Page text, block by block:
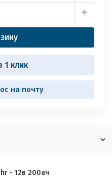
1 клик
на почту
- 12в 200ач